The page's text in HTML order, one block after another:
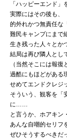
「ハッピーエンド」
実際にはその後も、
的外れかつ無責任な
難民キャンプにまで
生き残った人々とか
結局は再び隣人とし
（当然そこには報復
過酷にもほどがある
せめてエンドクレジ
そういう、観客を「
に……
と言うか、ホアキン
あんな自嘲的セリフ
ぜひそうするべきだ